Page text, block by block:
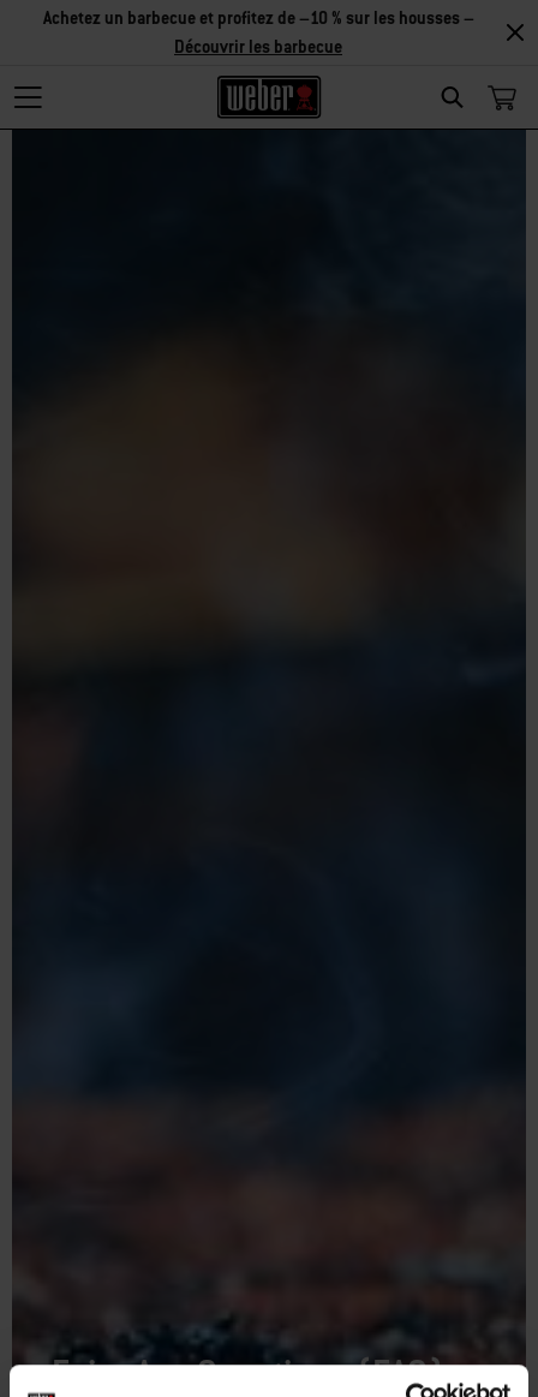
Search
Achetez un barbecue et profitez de –10 % sur les housses –
Découvrir les barbecue
Foire Aux Questions (FAQ) –